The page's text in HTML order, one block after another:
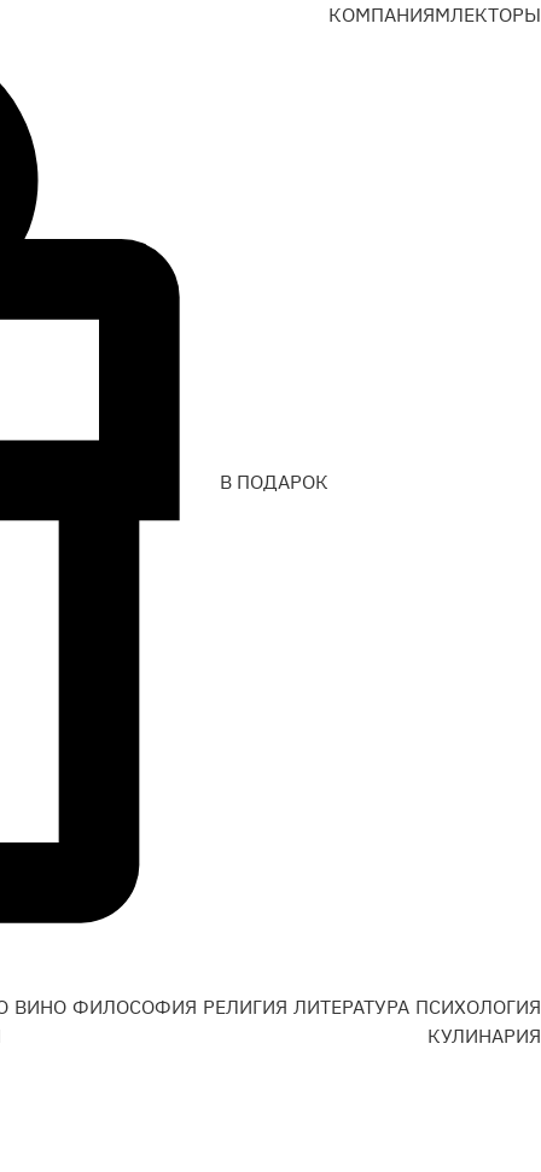
В ПОДАРОК
КОМПАНИЯМЛЕКТОРЫ
ВИНО ФИЛОСОФИЯ РЕЛИГИЯ ЛИТЕРАТУРА ПСИХОЛОГИЯ
КУЛИНАРИЯ